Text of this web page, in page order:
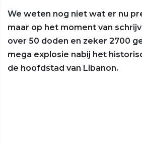
We weten nog niet wat er nu
maar op het moment van
over 50 doden en zeker 2700
mega explosie nabij het
de hoofdstad van Libanon.